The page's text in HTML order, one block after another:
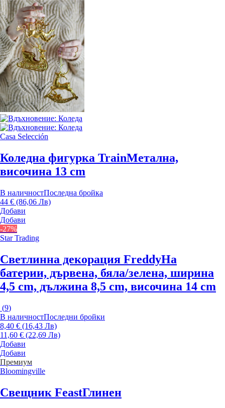
Casa Selección
Коледна фигурка TrainМетална,
височина 13 cm
В наличностПоследна бройка
44 € (86,06 Лв)
Добави
Добави
-27%
Star Trading
Светлинна декорация FreddyНа
батерии, дървена, бяла/зелена, ширина
4,5 cm, дължина 8,5 cm, височина 14 cm
(9)
В наличностПоследни бройки
8,40 € (16,43 Лв)
11,60 € (22,69 Лв)
Добави
Добави
Премиум
Bloomingville
Свещник FeastГлинен